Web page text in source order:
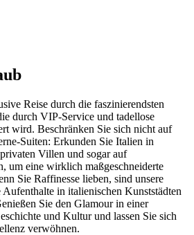
Reise durch die faszinierendsten
durch VIP-Service und tadellose
wird. Beschränken Sie sich nicht auf
Suiten: Erkunden Sie Italien in
Villen und sogar auf
um eine wirklich maßgeschneiderte
Sie Raffinesse lieben, sind unsere
in italienischen Kunststädten
Sie den Glamour in einer
und Kultur und lassen Sie sich
verwöhnen.